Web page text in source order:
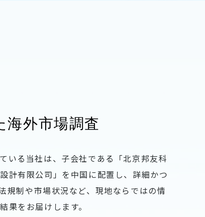
海外市場調査
いる当社は、子会社である「北京邦友科
計有限公司」を中国に配置し、詳細かつ
規制や市場状況など、現地ならではの情
果をお届けします。